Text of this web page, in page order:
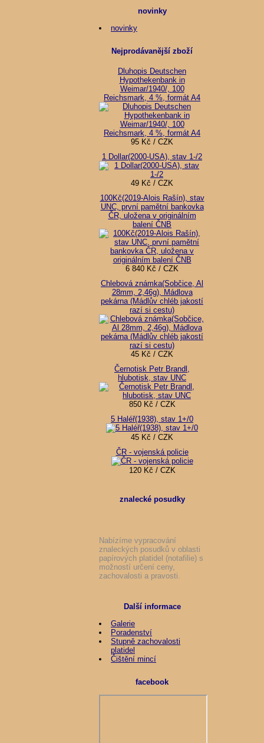
novinky
novinky
Nejprodávanější zboží
Dluhopis Deutschen
Hypothekenbank in
Weimar/1940/, 100
Reichsmark, 4 %, formát A4
95 Kč / CZK
1 Dollar(2000-USA), stav 1-/2
49 Kč / CZK
100Kč(2019-Alois Rašín), stav
UNC, první pamětní bankovka
ČR, uložena v originálním
balení ČNB
6 840 Kč / CZK
Chlebová známka(Sobčice, Al
28mm, 2,46g), Mádlova
pekárna (Mádlův chléb jakostí
razí si cestu)
45 Kč / CZK
Černotisk Petr Brandl,
hlubotisk, stav UNC
850 Kč / CZK
5 Haléř(1938), stav 1+/0
45 Kč / CZK
ČR - vojenská policie
120 Kč / CZK
znalecké posudky
Nabízíme vypracování
znaleckých posudků v oblasti
papírových platidel (notafilie) s
možností určení ceny,
zachovalosti a pravosti.
Další informace
Galerie
Poradenství
Stupně zachovalosti
platidel
Čištění mincí
facebook